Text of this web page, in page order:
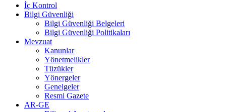
İç Kontrol
Bilgi Güvenliği
Bilgi Güvenliği Belgeleri
Bilgi Güvenliği Politikaları
Mevzuat
Kanunlar
Yönetmelikler
Tüzükler
Yönergeler
Genelgeler
Resmi Gazete
AR-GE